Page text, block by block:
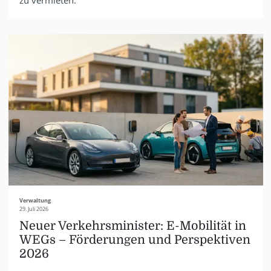
Verwaltung
29. Juli 2026
Neuer Verkehrsminister: E-Mobilität in
WEGs – Förderungen und Perspektiven
2026